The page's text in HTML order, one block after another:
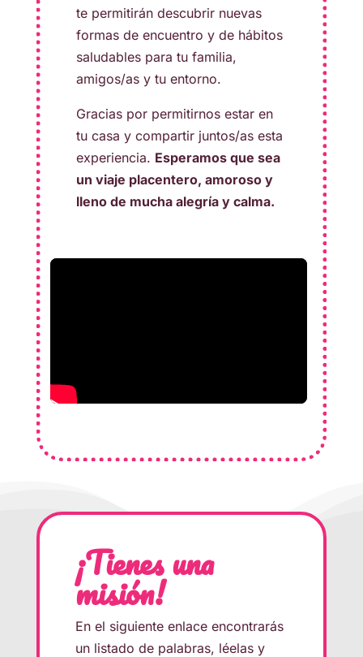
te permitirán descubrir nuevas
formas de encuentro y de hábitos
saludables para tu familia,
amigos/as y tu entorno.
Gracias por permitirnos estar en
tu casa y compartir juntos/as esta
experiencia. Esperamos que sea
un viaje placentero, amoroso y
lleno de mucha alegría y calma.
¡Tienes una
misión!
En el siguiente enlace encontrarás
un listado de palabras, léelas y